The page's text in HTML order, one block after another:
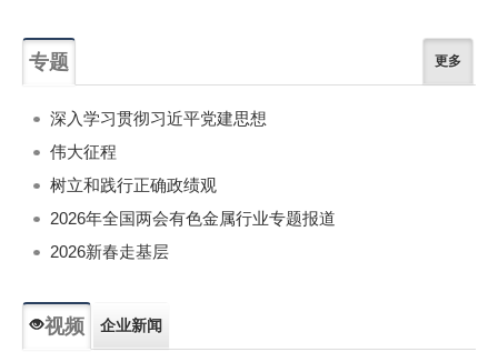
专题 更多
深入学习贯彻习近平党建思想
伟大征程
树立和践行正确政绩观
2026年全国两会有色金属行业专题报道
2026新春走基层
视频 企业新闻